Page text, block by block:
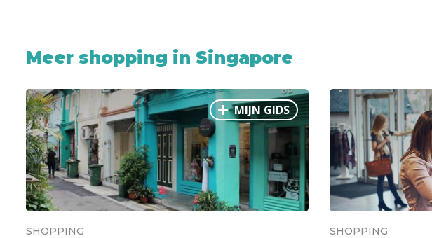
Meer shopping in Singapore
MIJN GIDS
SHOPPING SHOPPING